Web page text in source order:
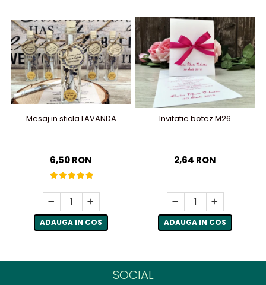
Mesaj in sticla LAVANDA
6,50 RON
ADAUGA IN COS
Invitatie botez M26
2,64 RON
ADAUGA IN COS
SOCIAL